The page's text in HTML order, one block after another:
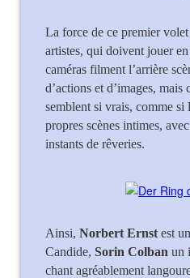
La force de ce premier
artistes, qui doivent jouer
caméras filment l’arrière
d’actions et d’images,
semblent si vrais, comme si
propres scènes intimes,
instants de rêveries.
Ainsi, Norbert Ernst est
Candide, Sorin Colban un
chant agréablement